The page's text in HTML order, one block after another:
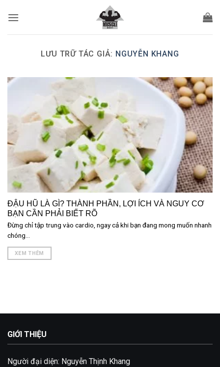
qua
LƯU TRỮ TÁC GIẢ: NGUYỄN KHANG
ĐẬU HŨ LÀ GÌ? THÀNH PHẦN, LỢI ÍCH VÀ NGUY CƠ
BẠN CẦN PHẢI BIẾT RÕ
Đừng chỉ tập trung vào cardio, ngay cả khi bạn đang mong muốn nhanh
chóng...
XEM THÊM
GIỚI THIỆU
Người đại diện: Nguyễn Thịnh Khang